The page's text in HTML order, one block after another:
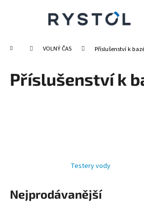
Domů VOLNÝ ČAS Příslušenství k
Příslušenství k
Testery vody
Nejprodávanější
Zpět
Zpět